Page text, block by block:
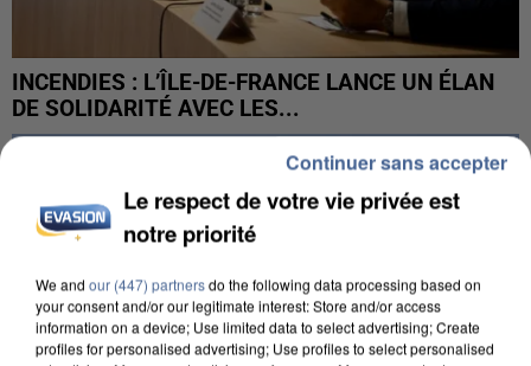
INCENDIES : L’ÎLE-DE-FRANCE LANCE UN ÉLAN
DE SOLIDARITÉ AVEC LES...
Le respect de votre vie privée est
notre priorité
We and our (447) partnersdo the following data processing based on
your consent and/or our legitimate interest: Store and/or access
information on a device; Use limited data to select advertising; Create
profiles for personalised advertising; Use profiles to select personalised
Continuer sans accepter